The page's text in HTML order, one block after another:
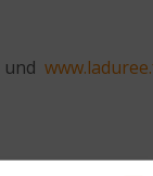
und